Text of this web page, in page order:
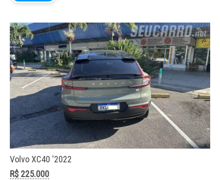
Volvo XC40 '2022
R$ 225.000